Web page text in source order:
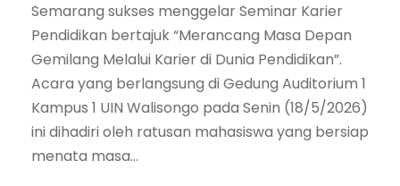
Semarang sukses menggelar Seminar Karier
Pendidikan bertajuk “Merancang Masa Depan
Gemilang Melalui Karier di Dunia Pendidikan”.
Acara yang berlangsung di Gedung Auditorium 1
Kampus 1 UIN Walisongo pada Senin (18/5/2026)
ini dihadiri oleh ratusan mahasiswa yang bersiap
menata masa...